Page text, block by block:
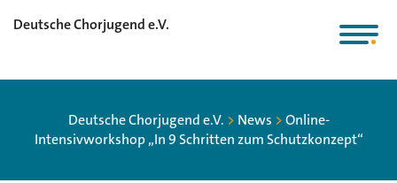
Deutsche Chorjugend e.V.
Deutsche Chorjugend e.V. > News >Online-
Intensivworkshop „In 9 Schritten zum Schutzkonzept“